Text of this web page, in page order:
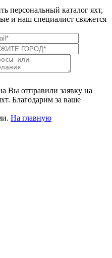
персональный каталог яхт,
и наш специалист свяжется
Вы отправили заявку на
Благодарим за ваше
На главную